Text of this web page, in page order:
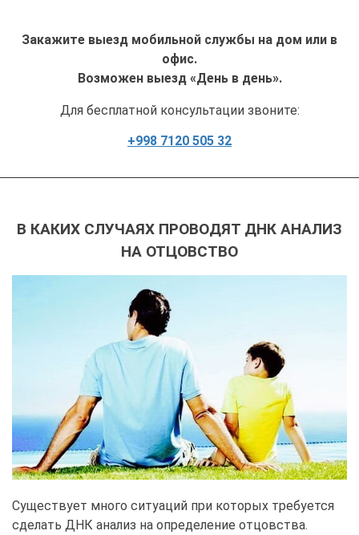
Закажите выезд мобильной службы на дом или в
офис.
Возможен выезд «День в день».
Для бесплатной консультации звоните:
+998 7120 505 32
В КАКИХ СЛУЧАЯХ ПРОВОДЯТ ДНК АНАЛИЗ
НА ОТЦОВСТВО
Существует много ситуаций при которых требуется
сделать ДНК анализ на определение отцовства.